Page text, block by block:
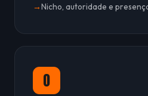
Nicho, autoridade e
O